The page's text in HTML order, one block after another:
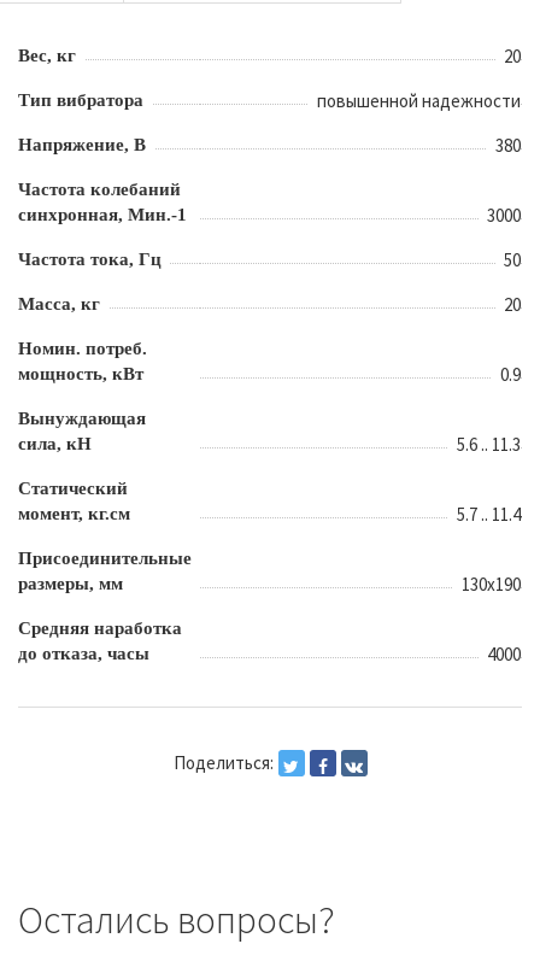
Вес, кг 20
Тип вибратора повышенной надежности
Напряжение, В 380
Частота колебаний
синхронная, Мин.-1
3000
Частота тока, Гц 50
Масса, кг 20
Номин. потреб.
мощность, кВт
0.9
Вынуждающая
сила, кН
5.6 .. 11.3
Статический
момент, кг.см
5.7 .. 11.4
Присоединительные
размеры, мм
130х190
Средняя наработка
до отказа, часы
4000
Поделиться:
Остались вопросы?